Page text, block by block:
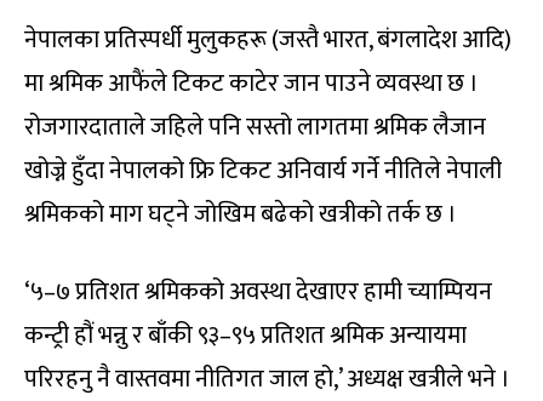
नेपालका प्रतिस्पर्धी मुलुकहरू (जस्तै भारत, बंगलादेश आदि)
मा श्रमिक आफैंले टिकट काटेर जान पाउने व्यवस्था छ ।
रोजगारदाताले जहिले पनि सस्तो लागतमा श्रमिक लैजान
खोज्ने हुँदा नेपालको फ्रि टिकट अनिवार्य गर्ने नीतिले नेपाली
श्रमिकको माग घट्ने जोखिम बढेको खत्रीको तर्क छ ।
‘५–७ प्रतिशत श्रमिकको अवस्था देखाएर हामी च्याम्पियन
कन्ट्री हौं भन्नु र बाँकी ९३–९५ प्रतिशत श्रमिक अन्यायमा
परिरहनु नै वास्तवमा नीतिगत जाल हो,’ अध्यक्ष खत्रीले भने ।